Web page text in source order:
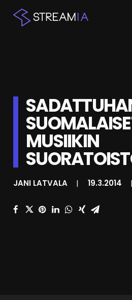
STREAMIT
KESKUSTELU
SHOP
HAKU
MUSIIKIN
JANI LATVALA | 19.3.2014 |